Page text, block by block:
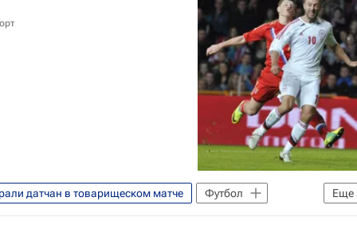
Еще
датчан в товарищеском матче
Футбол
Дания
Динияр Билялетдинов